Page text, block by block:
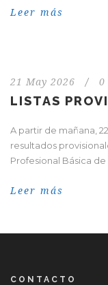
Leer más
21 May 2026 / 0
LISTAS
A partir de mañana,
resultados
Profesional Básica de
Leer más
CONTACTO